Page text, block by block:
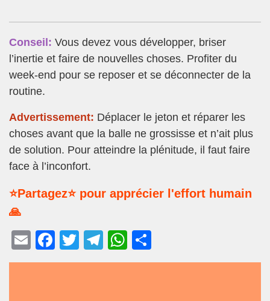
Conseil: Vous devez vous développer, briser
l’inertie et faire de nouvelles choses. Profiter du
week-end pour se reposer et se déconnecter de la
routine.
Advertissement: Déplacer le jeton et réparer les
choses avant que la balle ne grossisse et n’ait plus
de solution. Pour atteindre la plénitude, il faut faire
face à l’inconfort.
⭐Partagez⭐ pour apprécier l'effort humain
🙏
E
m
F
a
T
wi
T
el
W
h
ar